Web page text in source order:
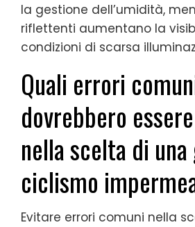
la gestione dell’umidità,
riflettenti aumentano la
condizioni di scarsa
Quali errori
dovrebbero
nella scelta di
ciclismo
Evitare errori comuni nella